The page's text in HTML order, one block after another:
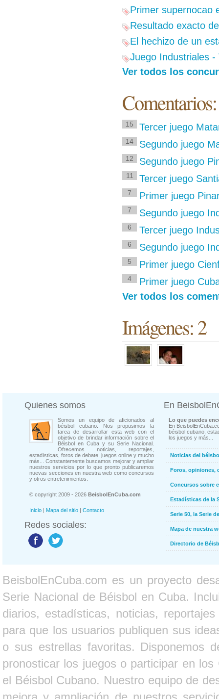
Primer supernocao
Resultado exacto
El hechizo de un
Juego Industriales -
Ver todos los
15 Tercer juego
14 Segundo juego
12 Segundo juego
11 Tercer juego
7 Primer juego
7 Segundo juego
6 Tercer juego
6 Segundo juego
5 Primer juego
4
Primer juego
Ver todos los
Imágenes: 2
Quienes somos
Somos un equipo de aficionados al
béisbol cubano. Nos propusimos la
tarea de desarrollar esta web con el
objetivo de brindar información sobre el
Béisbol en Cuba y su Serie Nacional.
Ofrecemos noticias, reportajes,
estadísticas, foros de debate, juegos online y mucho
más... Constantemente buscamos mejorar y ampliar
nuestros servicios por lo que pronto publicaremos
nuevas secciones en nuestra web como concursos
y otros entretenimientos.
© copyright 2009 - 2026 BeisbolEnCuba.com
Inicio | Mapa del sitio | Contacto
Redes sociales:
En
Lo que puedes
En
béisbol cubano,
los juegos y más...
Noticias del
Foros, opiniones,
Concursos sobre
Estadísticas de la
Serie 50, la Serie
Mapa de nuestra
Directorio de
BeisbolEnCuba.com es un proyecto
Serie Nacional de Béisbol en Cuba.
diarios, estadísticas, noticias,
para que los usuarios publiquen sus
o sus estrellas favoritas. Disponemos
pronosticar los juegos o participar en
el Béisbol Cubano. Nuestro equipo de